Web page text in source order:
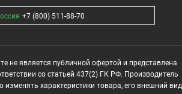
Россия +7 (800) 511-88-70
не является публичной офертой и представлена
со статьей 437(2) ГК РФ. Производитель
изменять характеристики товара, его внешний вид